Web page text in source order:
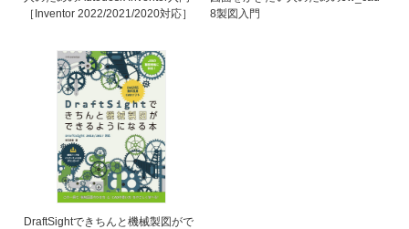
［Inventor 2022/2021/2020対応］
8製図入門
DraftSightできちんと機械製図がで